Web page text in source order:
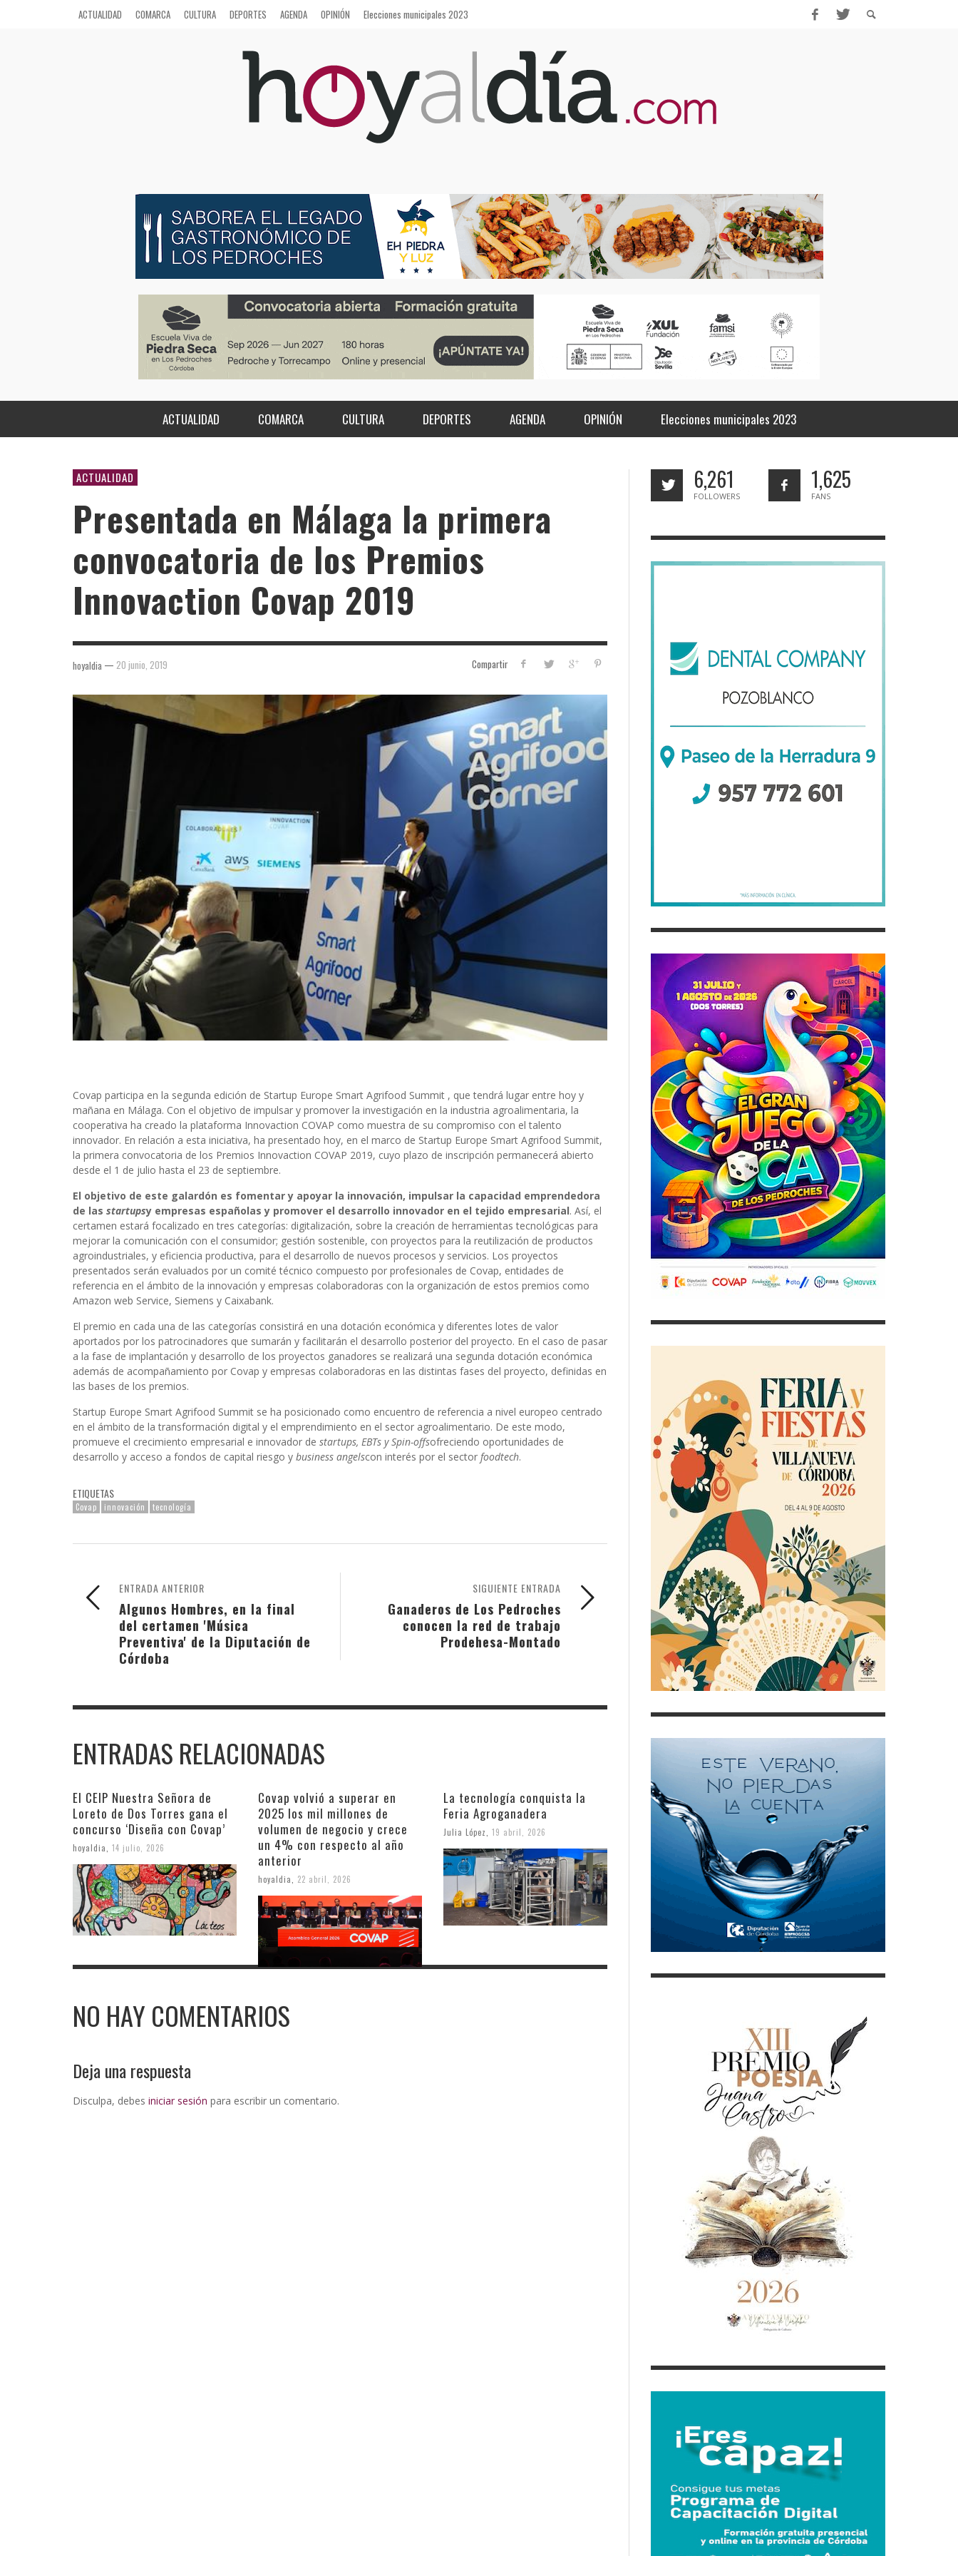
ACTUALIDAD COMARCA CULTURA DEPORTES AGENDA OPINIÓN Elecciones municipales 2023
ACTUALIDAD COMARCA CULTURA DEPORTES AGENDA OPINIÓN Elecciones municipales 2023
ACTUALIDAD
Presentada en Málaga la primera
convocatoria de los Premios
Innovaction Covap 2019
Compartir
hoyaldia — 20 junio, 2019
Covap participa en la segunda edición de Startup Europe Smart Agrifood Summit , que tendrá lugar entre hoy y
mañana en Málaga. Con el objetivo de impulsar y promover la investigación en la industria agroalimentaria, la
cooperativa ha creado la plataforma Innovaction COVAP como muestra de su compromiso con el talento
innovador. En relación a esta iniciativa, ha presentado hoy, en el marco de Startup Europe Smart Agrifood Summit,
la primera convocatoria de los Premios Innovaction COVAP 2019, cuyo plazo de inscripción permanecerá abierto
desde el 1 de julio hasta el 23 de septiembre.
El objetivo de este galardón es fomentar y apoyar la innovación, impulsar la capacidad emprendedora
de las startupsy empresas españolas y promover el desarrollo innovador en el tejido empresarial. Así, el
certamen estará focalizado en tres categorías: digitalización, sobre la creación de herramientas tecnológicas para
mejorar la comunicación con el consumidor; gestión sostenible, con proyectos para la reutilización de productos
agroindustriales, y eficiencia productiva, para el desarrollo de nuevos procesos y servicios. Los proyectos
presentados serán evaluados por un comité técnico compuesto por profesionales de Covap, entidades de
referencia en el ámbito de la innovación y empresas colaboradoras con la organización de estos premios como
Amazon web Service, Siemens y Caixabank.
El premio en cada una de las categorías consistirá en una dotación económica y diferentes lotes de valor
aportados por los patrocinadores que sumarán y facilitarán el desarrollo posterior del proyecto. En el caso de pasar
a la fase de implantación y desarrollo de los proyectos ganadores se realizará una segunda dotación económica
además de acompañamiento por Covap y empresas colaboradoras en las distintas fases del proyecto, definidas en
las bases de los premios.
Startup Europe Smart Agrifood Summit se ha posicionado como encuentro de referencia a nivel europeo centrado
en el ámbito de la transformación digital y el emprendimiento en el sector agroalimentario. De este modo,
promueve el crecimiento empresarial e innovador de startups, EBTs y Spin-offsofreciendo oportunidades de
desarrollo y acceso a fondos de capital riesgo y business angelscon interés por el sector foodtech.
ETIQUETAS
Covap innovación tecnología
SIGUIENTE ENTRADA
Ganaderos de Los Pedroches
conocen la red de trabajo
Prodehesa-Montado
ENTRADA ANTERIOR
Algunos Hombres, en la final
del certamen 'Música
Preventiva' de la Diputación de
Córdoba
ENTRADAS RELACIONADAS
El CEIP Nuestra Señora de
Loreto de Dos Torres gana el
concurso ‘Diseña con Covap’
hoyaldia 14 julio, 2026
Covap volvió a superar en
2025 los mil millones de
volumen de negocio y crece
un 4% con respecto al año
anterior
hoyaldia 22 abril, 2026
La tecnología conquista la
Feria Agroganadera
Julia López 19 abril, 2026
NO HAY COMENTARIOS
Deja una respuesta
Disculpa, debes iniciar sesión para escribir un comentario.
6,261
FOLLOWERS
1,625
FANS